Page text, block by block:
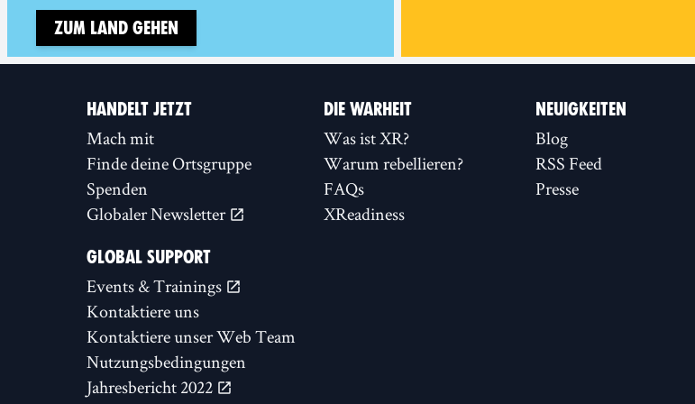
Zum Land gehen
HANDELT JETZT
Mach mit
Finde deine Ortsgruppe
Spenden
Globaler Newsletter
DIE WARHEIT
Was ist XR?
Warum rebellieren?
FAQs
XReadiness
NEUIGKEITEN
Blog
RSS Feed
Presse
GLOBAL SUPPORT
Events & Trainings
Kontaktiere uns
Kontaktiere unser Web Team
Nutzungsbedingungen
Jahresbericht 2022